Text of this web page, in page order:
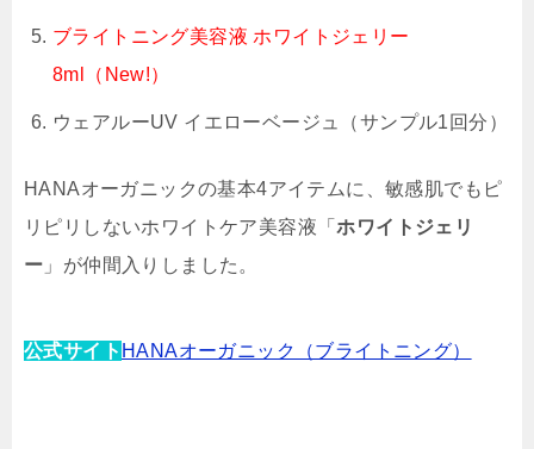
ブライトニング美容液 ホワイトジェリー
8ml（New!）
ウェアルーUV イエローベージュ（サンプル1回分）
HANAオーガニックの基本4アイテムに、敏感肌でもピ
リピリしないホワイトケア美容液「ホワイトジェリ
ー 」が仲間入りしました。
公式サイト HANAオーガニック（ブライトニング）